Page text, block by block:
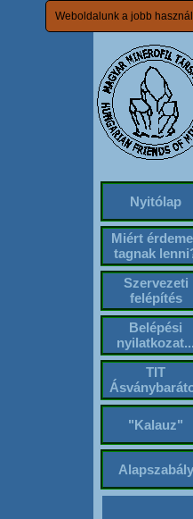
Weboldalunk a jobb
Nyitólap
Miért
tagnak
Szervezeti
felépítés
Belépési
nyilatkozat...
TIT
"Kalauz"
Alapszabály